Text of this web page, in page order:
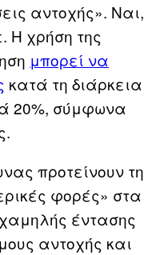
αντοχής». Ναι,
Η χρήση της
μπορεί να
κατά τη διάρκεια
20%, σύμφωνα
προτείνουν τη
φορές» στα
έντασης
αντοχής και